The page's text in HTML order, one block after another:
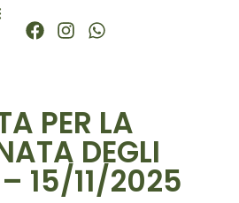
PER LA
DEGLI
– 15/11/2025